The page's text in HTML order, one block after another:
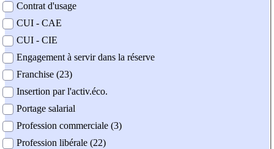
Contrat d'usage
CUI - CAE
CUI - CIE
Engagement à servir dans la réserve
Franchise (23)
Insertion par l'activ.éco.
Portage salarial
Profession commerciale (3)
Profession libérale (22)